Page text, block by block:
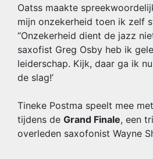
Oatss maakte
mijn onzekerheid toen ik zelf
“Onzekerheid dient de jazz
saxofist Greg Osby heb ik
leiderschap. Kijk, daar ga ik
de slag!’
Tineke Postma speelt mee
tijdens de Grand Finale, een
overleden saxofonist Wayne